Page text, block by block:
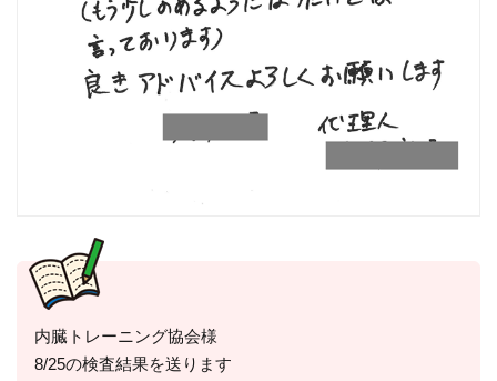
内臓トレーニング協会様
8/25の検査結果を送ります